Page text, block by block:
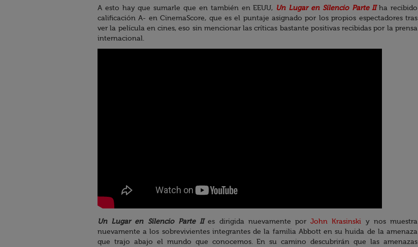
A esto hay que sumarle que en también en EEUU, Un Lugar en Silencio Parte IIha recibido
calificación A- en CinemaScore, que es el puntaje asignado por los propios espectadores tras
ver la película en cines, eso sin mencionar las críticas bastante positivas recibidas por la prensa
internacional.
Un Lugar en Silencio Parte II es dirigida nuevamente porJohn Krasinski y nos muestra
nuevamente a los sobrevivientes integrantes de la familia Abbott en su huida de la amenaza
que trajo abajo el mundo que conocemos. En su camino descubrirán que las amenazas